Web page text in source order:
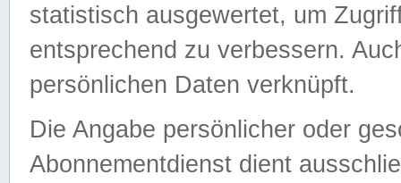
statistisch ausgewertet, um
entsprechend zu verbessern.
persönlichen Daten verknüpft.
Die Angabe persönlicher oder
Abonnementdienst dient